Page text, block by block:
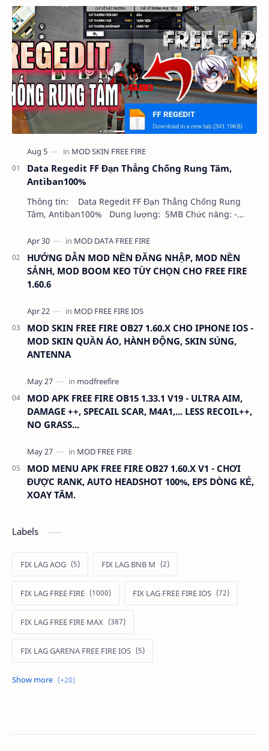
Data Regedit FF Đạn Thẳng Chống Rung Tâm,
Antiban100%
Thông tin: Data Regedit FF Đạn Thẳng Chống Rung
Tâm, Antiban100% Dung lượng: 5MB Chức năng: -
HƯỚNG DẪN MOD NỀN ĐĂNG NHẬP, MOD NỀN
SẢNH, MOD BOOM KEO TÙY CHỌN CHO FREE FIRE
1.60.6
MOD SKIN FREE FIRE OB27 1.60.X CHO IPHONE IOS -
MOD SKIN QUẦN ÁO, HÀNH ĐỘNG, SKIN SÚNG,
ANTENNA
MOD APK FREE FIRE OB15 1.33.1 V19 - ULTRA AIM,
DAMAGE ++, SPECAIL SCAR, M4A1,... LESS RECOIL++,
NO GRASS...
MOD MENU APK FREE FIRE OB27 1.60.X V1 - CHƠI
ĐƯỢC RANK, AUTO HEADSHOT 100%, EPS DÒNG KẺ,
XOAY TÂM.
Labels
FIX LAG AOG FIX LAG BNB M
FIX LAG FREE FIRE FIX LAG FREE FIRE IOS
FIX LAG FREE FIRE MAX
FIX LAG GARENA FREE FIRE IOS
FIX LAG LIÊN QUÂN MOBILE
MOD APK FREE FIRE MOD DATA FREE FIRE